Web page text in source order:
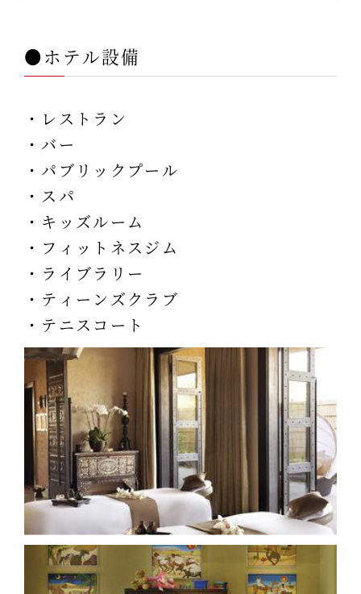
●ホテル設備
・レストラン
・バー
・パブリックプール
・スパ
・キッズルーム
・フィットネスジム
・ライブラリー
・ティーンズクラブ
・テニスコート